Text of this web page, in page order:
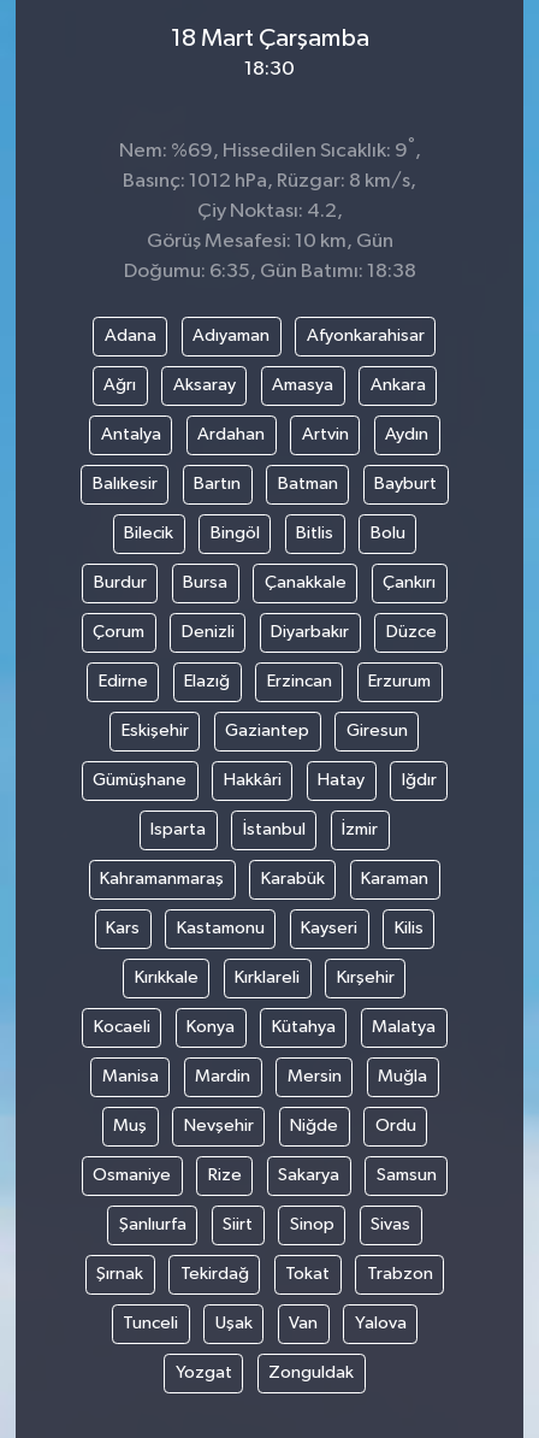
18 Mart Çarşamba
18:30
Nem: %69, Hissedilen Sıcaklık: 9° ,
Basınç: 1012 hPa, Rüzgar: 8 km/s,
Çiy Noktası: 4.2,
Görüş Mesafesi: 10 km, Gün
Doğumu: 6:35, Gün Batımı: 18:38
Adana Adıyaman Afyonkarahisar
Ağrı Aksaray Amasya Ankara
Antalya Ardahan Artvin Aydın
Balıkesir Bartın Batman Bayburt
Bilecik Bingöl Bitlis Bolu
Burdur Bursa Çanakkale Çankırı
Çorum Denizli Diyarbakır Düzce
Edirne Elazığ Erzincan Erzurum
Eskişehir Gaziantep Giresun
Gümüşhane Hakkâri Hatay Iğdır
Isparta İstanbul İzmir
Kahramanmaraş Karabük Karaman
Kars Kastamonu Kayseri Kilis
Kırıkkale Kırklareli Kırşehir
Kocaeli Konya Kütahya Malatya
Manisa Mardin Mersin Muğla
Muş Nevşehir Niğde Ordu
Osmaniye Rize Sakarya Samsun
Şanlıurfa Siirt Sinop Sivas
Şırnak Tekirdağ Tokat Trabzon
Tunceli Uşak Van Yalova
Yozgat Zonguldak